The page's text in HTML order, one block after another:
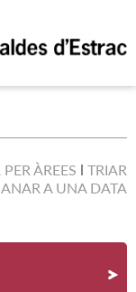
ÀREES
TRIAR
ANAR A UNA DATA